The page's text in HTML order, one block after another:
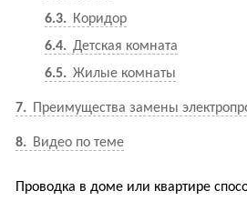
6.3
Коридор
6.4
Детская комната
6.5
Жилые комнаты
7 Преимущества замены
8 Видео по теме
Проводка в доме или квартире